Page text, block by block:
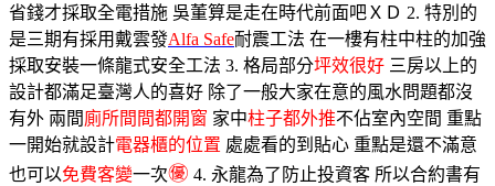
省錢才採取全電措施 吳董算是走在時代前面吧ＸＤ 2. 特別的
是三期有採用戴雲發Alfa Safe耐震工法 在一樓有柱中柱的加強
採取安裝一條龍式安全工法 3. 格局部分坪效很好 三房以上的
設計都滿足臺灣人的喜好 除了一般大家在意的風水問題都沒
有外 兩間廁所間間都開窗 家中柱子都外推不佔室內空間 重點
一開始就設計電器櫃的位置 處處看的到貼心 重點是還不滿意
也可以免費客變一次㊝ 4. 永龍為了防止投資客 所以合約書有